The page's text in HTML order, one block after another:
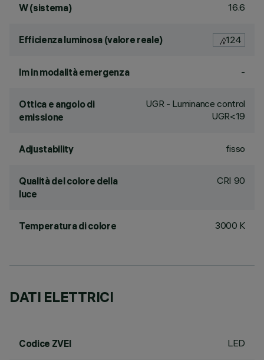
W (sistema) 16.6
Efficienza luminosa (valore reale) 124
lm in modalità emergenza -
Ottica e angolo di
emissione
UGR - Luminance control
UGR<19
Adjustability fisso
Qualità del colore della
luce
CRI 90
Temperatura di colore 3000 K
DATI ELETTRICI
Codice ZVEI LED